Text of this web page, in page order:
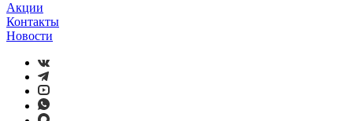
Акции
Контакты
Новости